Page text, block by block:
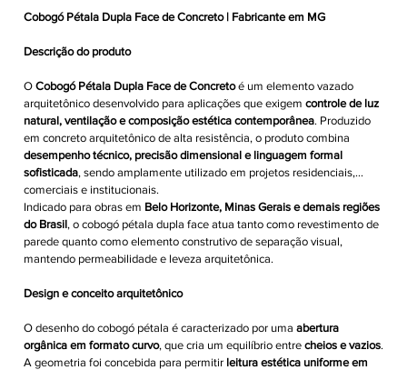
Cobogó Pétala Dupla Face de Concreto | Fabricante em MG
Descrição do produto
O Cobogó Pétala Dupla Face de Concretoé um elemento vazado
arquitetônico desenvolvido para aplicações que exigem controle de luz
natural, ventilação e composição estética contemporânea. Produzido
em concreto arquitetônico de alta resistência, o produto combina
desempenho técnico, precisão dimensional e linguagem formal
sofisticada, sendo amplamente utilizado em projetos residenciais,
comerciais e institucionais.
Indicado para obras em Belo Horizonte, Minas Gerais e demais regiões
do Brasil, o cobogó pétala dupla face atua tanto como revestimento de
parede quanto como elemento construtivo de separação visual,
mantendo permeabilidade e leveza arquitetônica.
Design e conceito arquitetônico
O desenho do cobogó pétala é caracterizado por uma abertura
orgânica em formato curvo, que cria um equilíbrio entre cheios e vazios.
A geometria foi concebida para permitir leitura estética uniforme em